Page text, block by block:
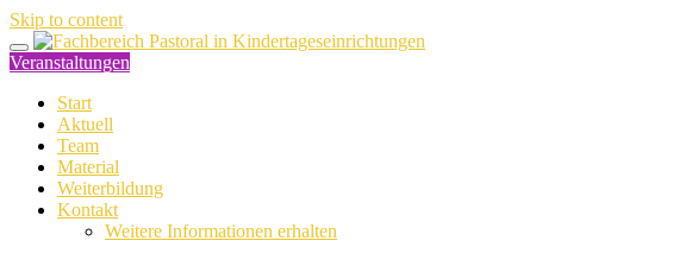
Skip to content
Veranstaltungen
Start
Aktuell
Team
Material
Weiterbildung
Kontakt
Weitere Informationen erhalten